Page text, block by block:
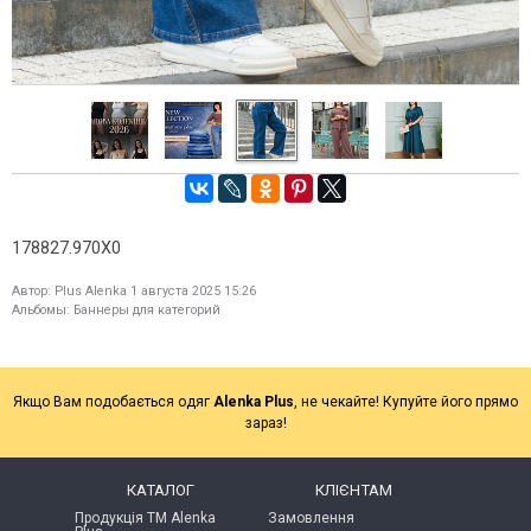
178827.970X0
Автор: Plus Alenka 1 августа 2025 15:26
Альбомы: Баннеры для категорий
Якщо Вам подобається одяг Alenka Plus, не чекайте! Купуйте його прямо
зараз!
КАТАЛОГ
Продукція ТМ Alenka
КЛІЄНТАМ
Замовлення